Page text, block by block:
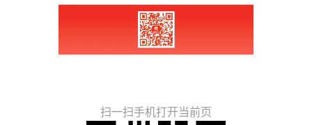
扫一扫手机打开当前页